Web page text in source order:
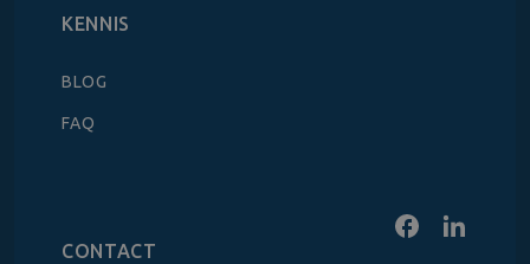
KENNIS
BLOG
FAQ
CONTACT